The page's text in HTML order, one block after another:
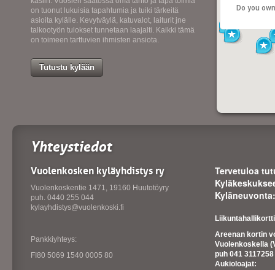
on tuonut lukuisia tapahtumia ja tuiki tärkeitä
asioita kylälle. Kevytväylä, katuvalot, laiturit jne
talkootyön tulokset tunnetaan laajalti. Kaikki tämä
on toimeen tarttuvien ihmisten ansiota.
Tutustu kylään
Do you
Yhteystiedot
Vuolenkosken kyläyhdistys ry
Vuolenkoskentie 1471, 19160 Huutotöyry
puh. 0440 255 044
kylayhdistys@vuolenkoski.fi
Pankkiyhteys:
FI80 5069 1540 0005 80
Tervetuloa
Areenan kortin
Vuolenkoskella
puh 041 3117258
Aukioloajat: